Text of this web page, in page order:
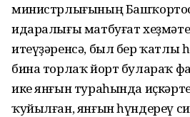
министрлығының
идаралығы матбуғат
итеүҙәренсә, был бер ҡатлы
бина торлаҡ йорт булараҡ
ике янғын тураһында
ҡуйылған, янғын һүндереү